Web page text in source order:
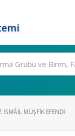
MÜŞFIK EFENDI